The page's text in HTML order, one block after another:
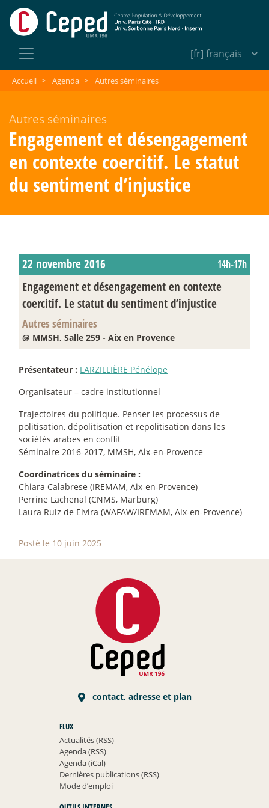
Accueil > Agenda > Autres séminaires
Autres séminaires
Engagement et désengagement
en contexte coercitif. Le statut
du sentiment d’injustice
22 novembre 2016 14h-17h
Engagement et désengagement en contexte
coercitif. Le statut du sentiment d’injustice
Autres séminaires
@ MMSH, Salle 259 - Aix en Provence
Présentateur : LARZILLIÈRE Pénélope
Organisateur – cadre institutionnel
Trajectoires du politique. Penser les processus de
politisation, dépolitisation et repolitisation dans les
sociétés arabes en conflit
Séminaire 2016-2017, MMSH, Aix-en-Provence
Coordinatrices du séminaire :
Chiara Calabrese (IREMAM, Aix-en-Provence)
Perrine Lachenal (CNMS, Marburg)
Laura Ruiz de Elvira (WAFAW/IREMAM, Aix-en-Provence)
Posté le 10 juin 2025
contact, adresse et plan
FLUX
Actualités (RSS)
Agenda (RSS)
Agenda (iCal)
Dernières publications (RSS)
Mode d’emploi